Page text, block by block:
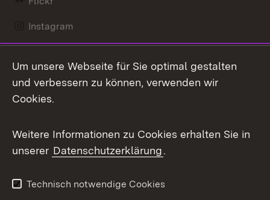
Instagram
Mastodon
Messenger
Social Wall
X / Twitter
Youtube
Um unsere Webseite für Sie optimal gestalten
und verbessern zu können, verwenden wir
Cookies.
Weitere Informationen zu Cookies erhalten Sie in
unserer Datenschutzerklärung.
Technisch notwendige Cookies